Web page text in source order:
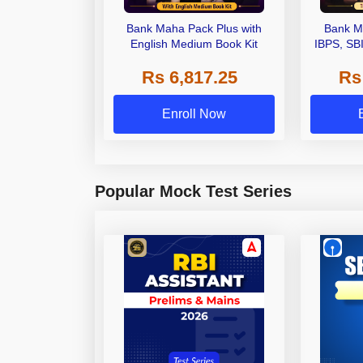
Bank Maha Pack Plus with
English Medium Book Kit
Rs 6,817.25
Enroll Now
Bank
IBPS,
Other
Popular Mock Test Series